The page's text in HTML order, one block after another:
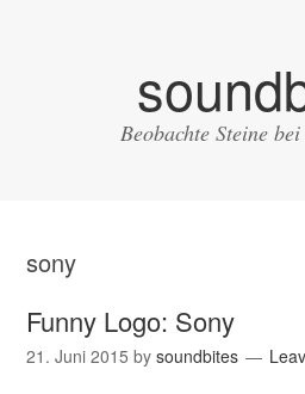
Beobachte Steine
sony
Funny Logo: Sony
21. Juni 2015 bysoundbites